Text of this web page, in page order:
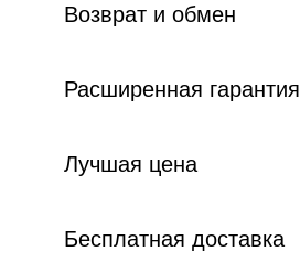
Возврат и обмен
Расширенная гарантия
Лучшая цена
Бесплатная доставка